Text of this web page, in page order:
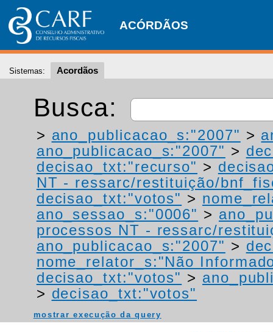
ACÓRDÃOS
Sistemas: Acordãos
Busca:
> ano_publicacao_s:"2007" >
ano_publicacao_s:"2007" >
decisao_txt:"recurso" >
NT - ressarc/restituição/
decisao_txt:"votos" >
ano_sessao_s:"0006" >
processos NT - ressarc/
ano_publicacao_s:"2007" >
nome_relator_s:"Não
decisao_txt:"votos" >
> decisao_txt:"votos"
mostrar execução da query